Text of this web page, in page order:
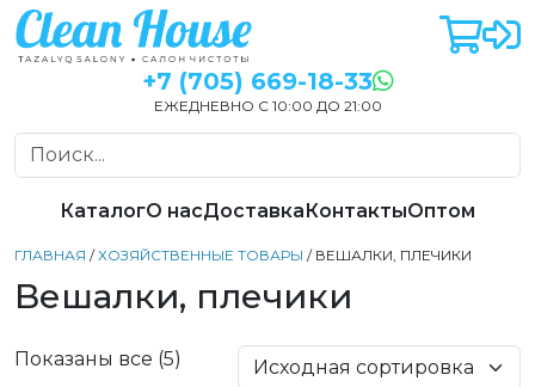
+7 (705) 669-18-33
ЕЖЕДНЕВНО С 10:00 ДО 21:00
КаталогО насДоставкаКонтактыОптом
ГЛАВНАЯ /ХОЗЯЙСТВЕННЫЕ ТОВАРЫ / ВЕШАЛКИ, ПЛЕЧИКИ
Вешалки, плечики
Показаны все (5)